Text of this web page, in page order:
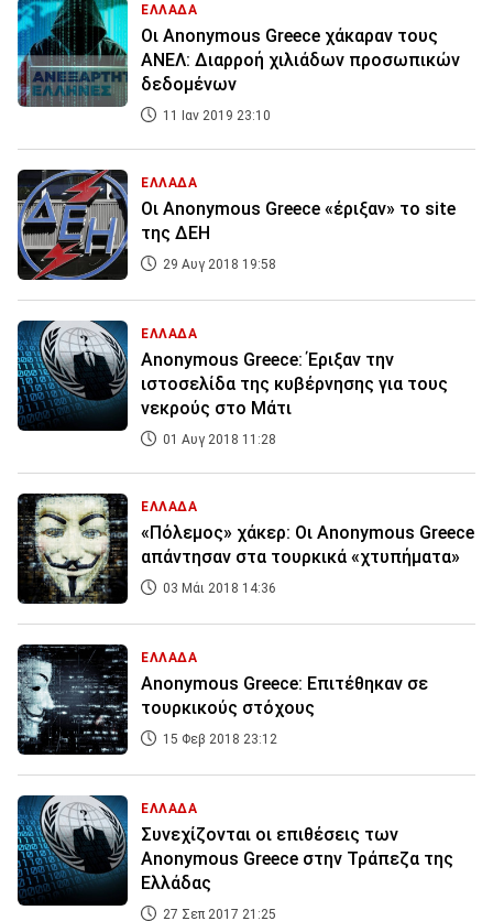
ΕΛΛΑΔΑ
Οι Anonymous Greece χάκαραν τους
ΑΝΕΛ: Διαρροή χιλιάδων προσωπικών
δεδομένων
11 Ιαν 2019 23:10
ΕΛΛΑΔΑ
Οι Anonymous Greece «έριξαν» το site
της ΔΕΗ
29 Αυγ 2018 19:58
ΕΛΛΑΔΑ
Anonymous Greece: Έριξαν την
ιστοσελίδα της κυβέρνησης για τους
νεκρούς στο Μάτι
01 Αυγ 2018 11:28
ΕΛΛΑΔΑ
«Πόλεμος» χάκερ: Οι Anonymous Greece
απάντησαν στα τουρκικά «χτυπήματα»
03 Μάι 2018 14:36
ΕΛΛΑΔΑ
Anonymous Greece: Επιτέθηκαν σε
τουρκικούς στόχους
15 Φεβ 2018 23:12
ΕΛΛΑΔΑ
Συνεχίζονται οι επιθέσεις των
Anonymous Greece στην Τράπεζα της
Ελλάδας
27 Σεπ 2017 21:25